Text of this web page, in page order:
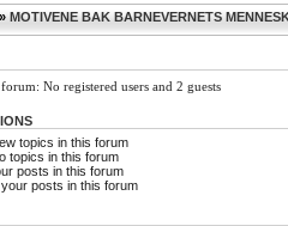
» MOTIVENE BAK BARNEVERNETS
No registered users and 2 guests
topics in this forum
topics in this forum
posts in this forum
posts in this forum